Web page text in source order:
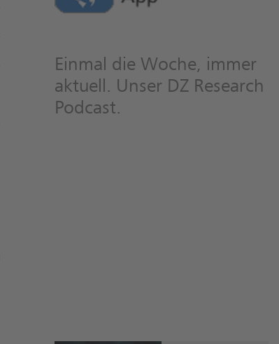
Einmal die Woche, immer
aktuell. Unser DZ Research
Podcast.